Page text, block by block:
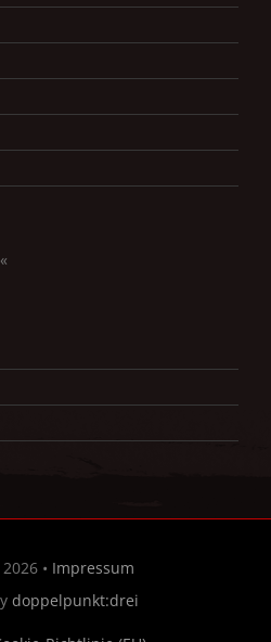
• Impressum
doppelpunkt:drei